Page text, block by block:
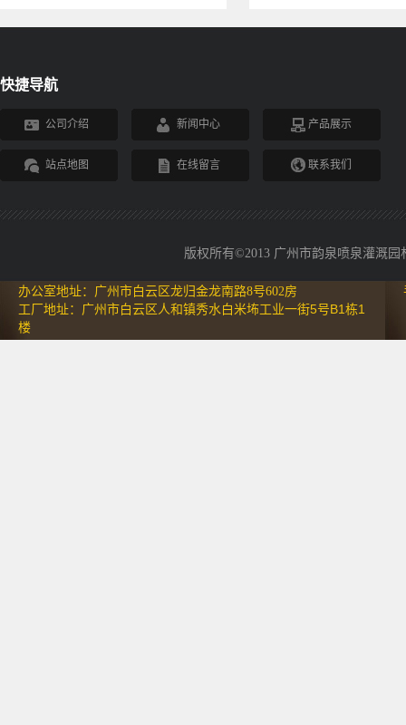
快捷导航
公司介绍 新闻中心 产品展示
站点地图 在线留言 联系我们
版权所有©2013 广州市韵泉喷泉灌溉
办公室地址：广州市白云区龙归金龙南路8号602房
工厂地址：广州市白云区人和镇秀水白米㘵工业一街5号B1栋1
楼